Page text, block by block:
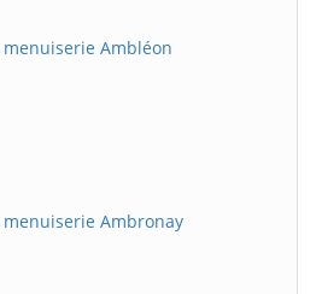
Ambléon
Ambronay